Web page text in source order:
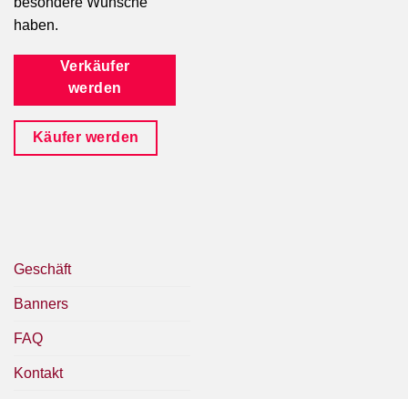
haben.
Verkäufer
werden
Käufer werden
Geschäft
Banners
FAQ
Kontakt